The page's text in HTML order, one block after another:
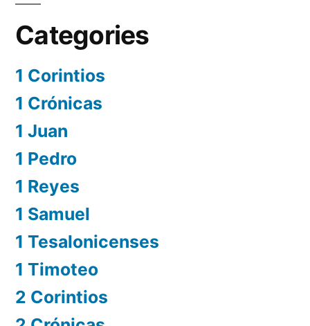
Categories
1 Corintios
1 Crónicas
1 Juan
1 Pedro
1 Reyes
1 Samuel
1 Tesalonicenses
1 Timoteo
2 Corintios